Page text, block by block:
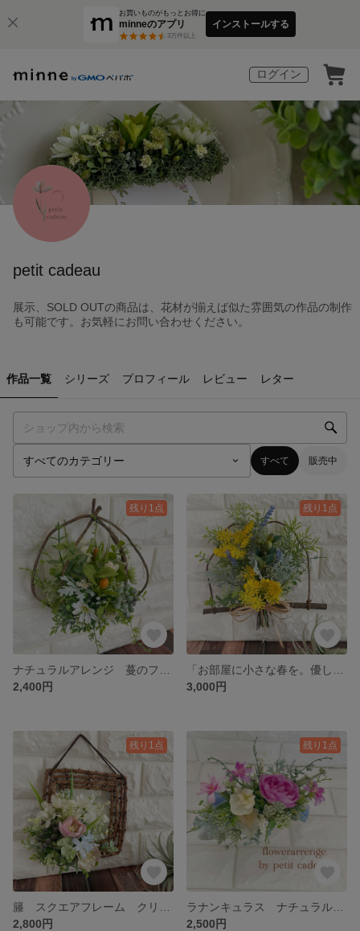
お買いものがもっとお得に
minneのアプリ
3万件以上
インストールする
ログイン
petit cadeau
展示、SOLD OUTの商品は、花材が揃えば似た雰囲気の作品の制作
も可能です。お気軽にお問い合わせください。
作品一覧 シリーズ プロフィール レビュー レター
すべて 販売中
残り1点
2,400円
残り1点
3,000円
残り1点
2,800円
残り1点
2,500円